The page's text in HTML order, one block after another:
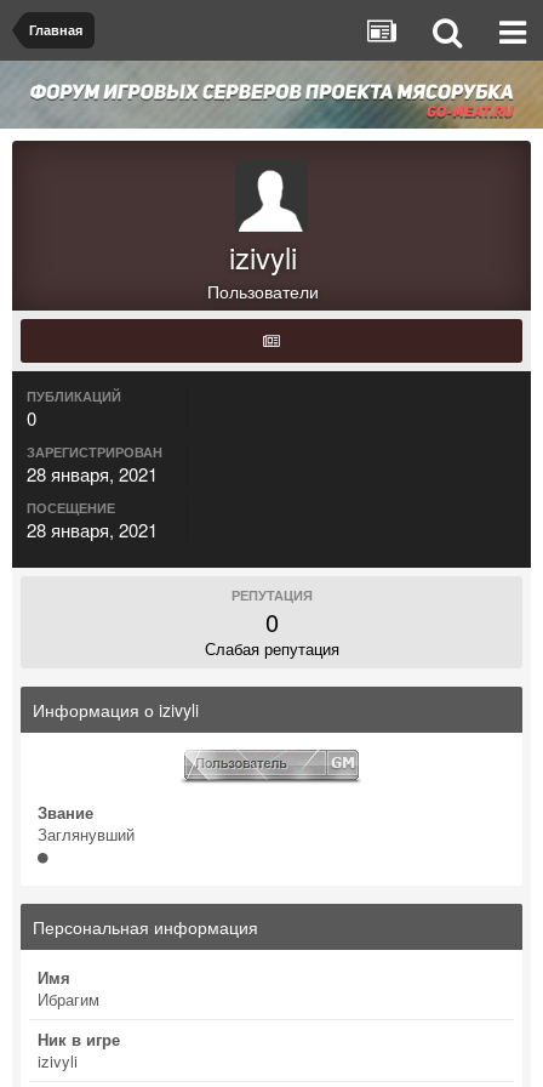
Главная
izivyli
Пользователи
ПУБЛИКАЦИЙ
0
ЗАРЕГИСТРИРОВАН
28 января, 2021
ПОСЕЩЕНИЕ
28 января, 2021
РЕПУТАЦИЯ
0
Слабая репутация
Информация о izivyli
Звание
Заглянувший
Персональная информация
Имя
Ибрагим
Ник в игре
izivyli